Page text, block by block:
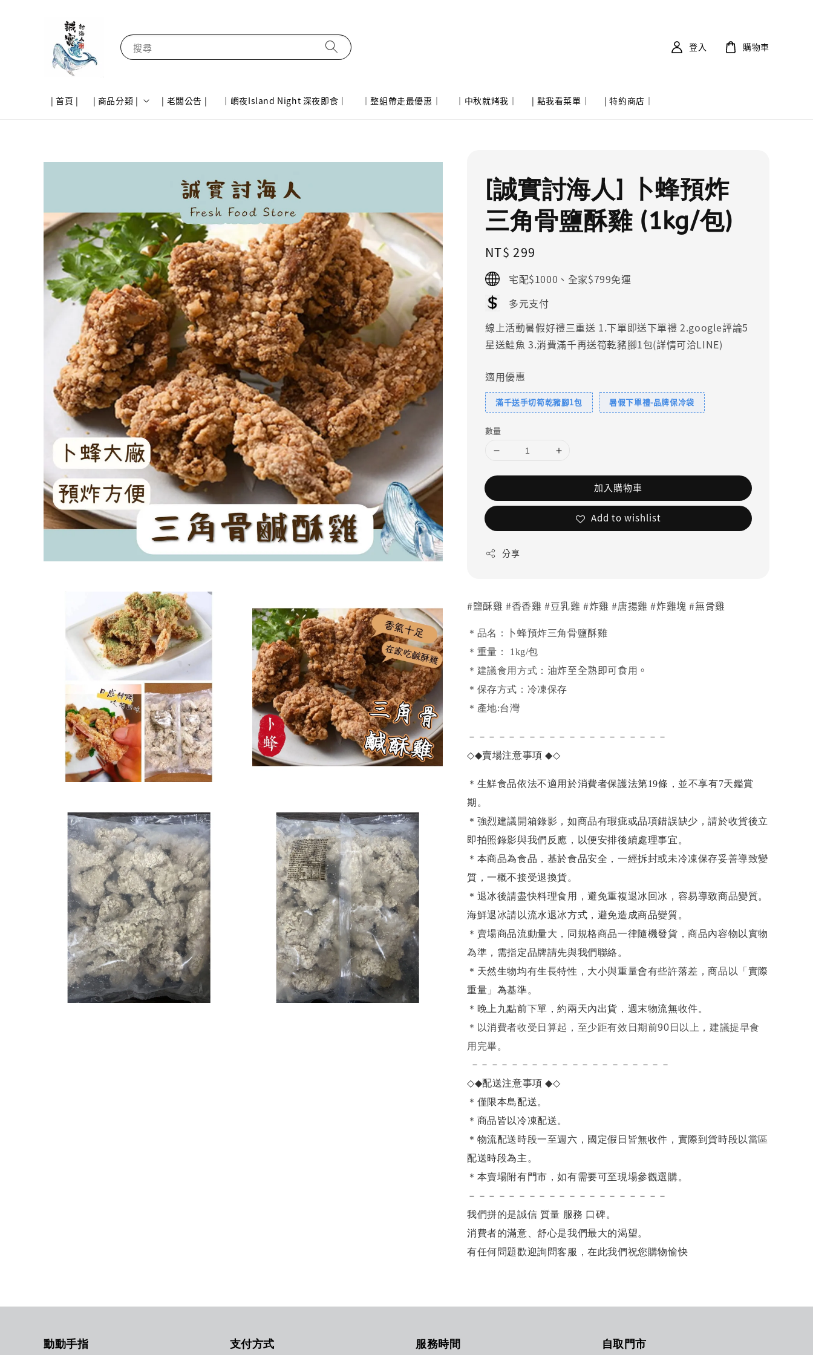
搜尋
| 首頁 | | 商品分類 | | 老闆公告 | ｜嶼夜Island Night 深夜即食｜ ｜整組帶走最優惠｜ ｜中秋就烤我｜ | 點我看菜單｜ | 特約商店｜
登入 購物車
[誠實討海人] 卜蜂預炸
三角骨鹽酥雞 (1kg/包)
Regular
price
NT$ 299
宅配$1000、全家$799免運
多元支付
線上活動暑假好禮三重送 1.下單即送下單禮 2.google評論5
星送鮭魚 3.消費滿千再送筍乾豬腳1包(詳情可洽LINE)
適用優惠
滿千送手切筍乾豬腳1包 暑假下單禮-品牌保冷袋
數量
加入購物車
Add to wishlist
分享
#鹽酥雞 #香香雞 #豆乳雞 #炸雞 #唐揚雞 #炸雞塊 #無骨雞
＊品名：卜蜂預炸三角骨鹽酥雞
＊重量： 1kg/包
＊建議食用方式： 油炸至全熟即可食用。
＊保存方式：冷凍保存
＊產地:台灣
－－－－－－－－－－－－－－－－－－－－
◇◆賣場注意事項◆◇
＊生鮮食品依法不適用於消費者保護法第19條，並不享有7天鑑賞
期。
＊強烈建議開箱錄影，如商品有瑕疵或品項錯誤缺少，請於收貨後立
即拍照錄影與我們反應，以便安排後續處理事宜。
＊本商品為食品，基於食品安全，一經拆封或未冷凍保存妥善導致變
質，一概不接受退換貨。
＊退冰後請盡快料理食用，避免重複退冰回冰，容易導致商品變質。
海鮮退冰請以流水退冰方式，避免造成商品變質。
＊賣場商品流動量大，同規格商品一律隨機發貨，商品內容物以實物
為準，需指定品牌請先與我們聯絡。
＊天然生物均有生長特性，大小與重量會有些許落差，商品以「實際
重量」為基準。
＊晚上九點前下單，約兩天內出貨，週末物流無收件。
＊ 以消費者收受日算起，至少距有效日期前90日以上，建議提早食
用完畢。
－－－－－－－－－－－－－－－－－－－－
◇◆配送注意事項◆◇
＊僅限本島配送。
＊商品皆以冷凍配送。
＊物流配送時段一至週六，國定假日皆無收件，實際到貨時段以當區
配送時段為主。
＊本賣場附有門市，如有需要可至現場參觀選購。
－－－－－－－－－－－－－－－－－－－－
我們拼的是誠信 質量 服務 口碑。
消費者的滿意、舒心是我們最大的渴望。
有任何問題歡迎詢問客服，在此我們祝您購物愉快
動動手指 支付方式 服務時間 自取門市